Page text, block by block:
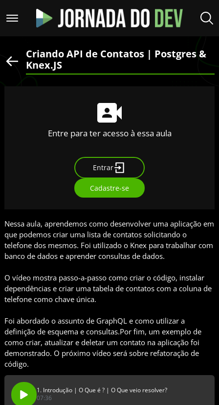
Criando API de Contatos | Postgres &
Knex.JS
Entre para ter acesso à essa aula
Entrar
Cadastre-se
Nessa aula, aprendemos como desenvolver uma aplicação em
que podemos criar uma lista de contatos solicitando o
telefone dos mesmos. Foi utilizado o Knex para trabalhar com
banco de dados e aprender consultas de dados.
O vídeo mostra passo-a-passo como criar o código, instalar
dependências e criar uma tabela de contatos com a coluna de
telefone como chave única.
Foi abordado o assunto de GraphQL e como utilizar a
definição de esquema e consultas.Por fim, um exemplo de
como criar, atualizar e deletar um contato na aplicação foi
demonstrado. O próximo vídeo será sobre refatoração de
código.
1. Introdução | O Que é ? | O Que veio resolver?
07:36